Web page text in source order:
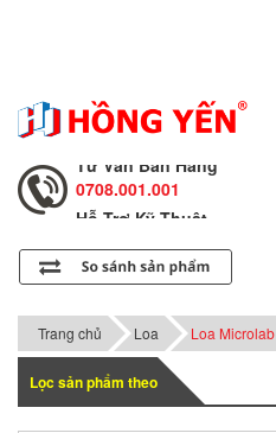
Hỗ Trợ Kỹ Thuật
0708.002.002
0708.001.001
Hỗ Trợ Kỹ Thuật
Tư Vấn Bán Hàng
0708.001.001
Trang chủ Loa Loa Microlab
Lọc sản phẩm theo